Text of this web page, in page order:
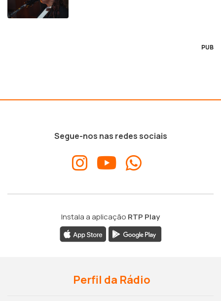
PUB
Segue-nos nas redes sociais
Instala a aplicação RTP Play
Perfil da Rádio